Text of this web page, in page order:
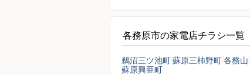
各務原市の家電店チラシ一覧
鵜沼三ツ池町蘇原三柿野町各務山
蘇原興亜町